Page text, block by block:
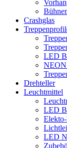
Crashglas
LED
Drehteller
Leuchtmittel
LED
LED